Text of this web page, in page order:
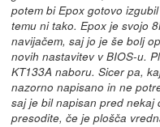
potem bi Epox gotovo
temu ni tako. Epox je svojo
navijačem, saj jo je še bolj
novih nastavitev v BIOS-u.
KT133A naboru. Sicer pa,
nazorno napisano in ne
saj je bil napisan pred nekaj
presodite, če je plošča